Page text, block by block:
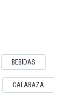
BEBIDAS
CALABAZA